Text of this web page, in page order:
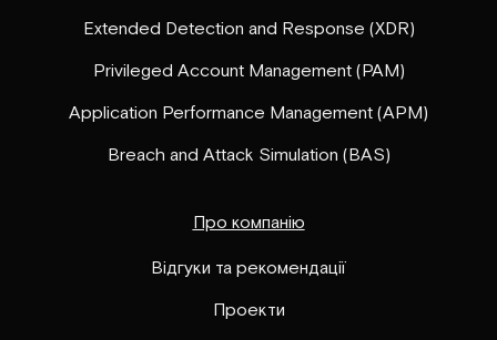
Extended Detection and Response (XDR)
Privileged Account Management (PAM)
Application Performance Management (APM)
Breach and Attack Simulation (BAS)
Про компанію
Відгуки та рекомендації
Проекти